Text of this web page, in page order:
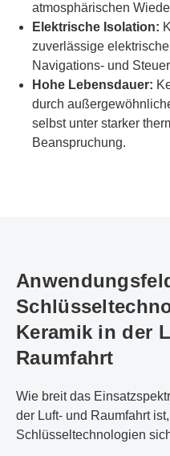
atmosphärischen
Elektrische Isolation:
zuverlässige
Navigations- und
Hohe Lebensdauer:
durch
selbst unter starker
Beanspruchung.
Keramik in der
Raumfahrt
Wie breit das
der Luft- und Raumfahrt
Schlüsseltechnologien